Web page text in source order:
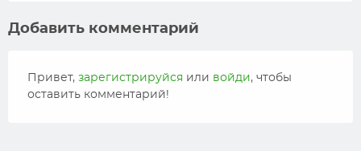
Добавить комментарий
Привет, зарегистрируйся или войди, чтобы
оставить комментарий!